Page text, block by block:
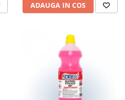
ADAUGA IN COS